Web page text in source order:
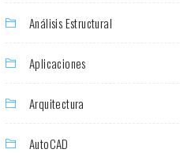
Análisis Estructural
Aplicaciones
Arquitectura
AutoCAD